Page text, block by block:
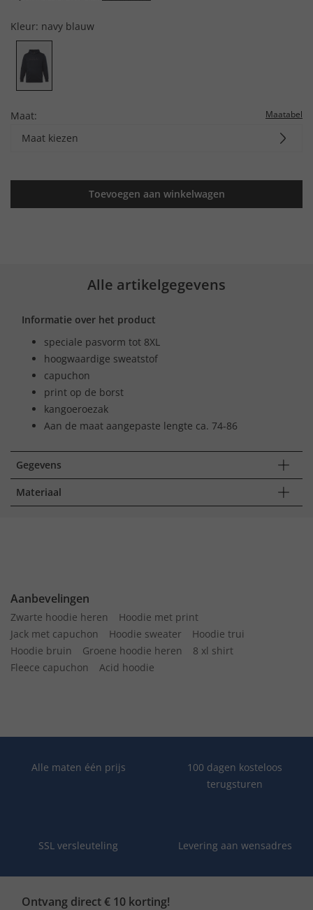
Kleur: navy blauw
Maat: Maatabel
Maat kiezen
Toevoegen aan winkelwagen
Alle artikelgegevens
Informatie over het product
speciale pasvorm tot 8XL
hoogwaardige sweatstof
capuchon
print op de borst
kangoeroezak
Aan de maat aangepaste lengte ca. 74-86
Gegevens
Materiaal
Aanbevelingen
Zwarte hoodie heren
Hoodie met print
Jack met capuchon
Hoodie sweater
Hoodie trui
Hoodie bruin
Groene hoodie heren
8 xl shirt
Fleece capuchon
Acid hoodie
Alle maten één prijs
100 dagen kosteloos
terugsturen
SSL versleuteling Levering aan wensadres
Ontvang direct € 10 korting!